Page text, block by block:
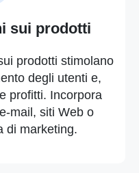
sui prodotti
prodotti stimolano
degli utenti e,
profitti. Incorpora
mail, siti Web o
di marketing.